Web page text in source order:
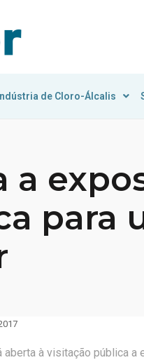
de Cloro-Álcalis
a
para
à visitação pública a